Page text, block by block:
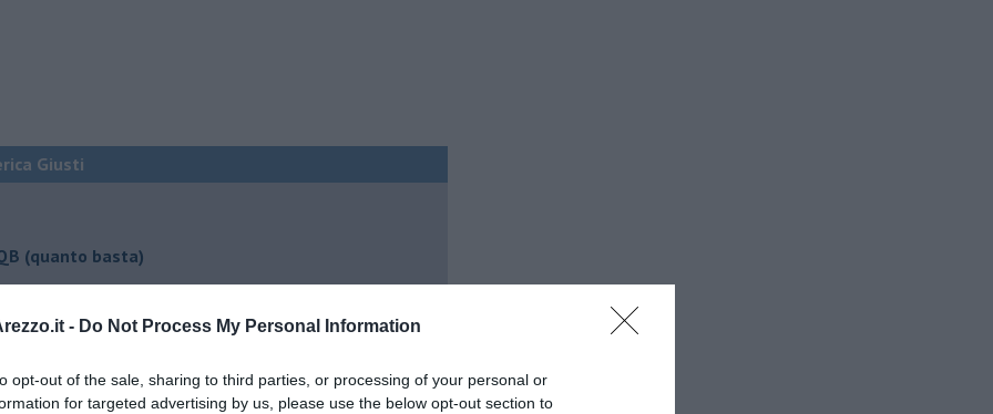
- Do Not Process My Personal Information
opt-out of the sale, sharing to third parties, or processing of your personal or
for targeted advertising by us, please use the below opt-out section to
Giusti
(quanto basta)
sull’umore